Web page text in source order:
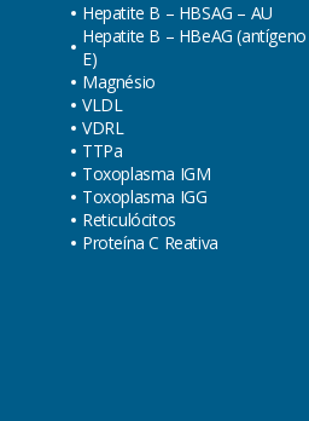
Hepatite B – HBSAG – AU
Hepatite B – HBeAG (antígeno
E)
Magnésio
VLDL
VDRL
TTPa
Toxoplasma IGM
Toxoplasma IGG
Reticulócitos
Proteína C Reativa